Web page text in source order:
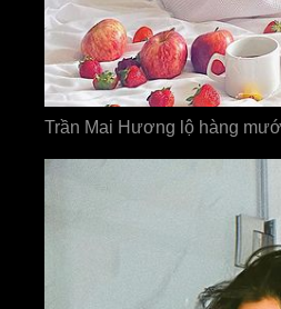
Trần Mai Hương lộ hàng